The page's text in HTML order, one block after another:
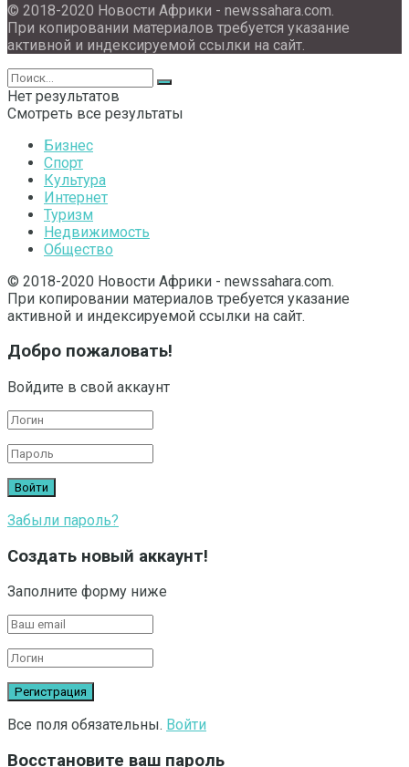
© 2018-2020 Новости Африки - newssahara.com.
При копировании материалов требуется указание
активной и индексируемой ссылки на сайт.
Нет результатов
Смотреть все результаты
Бизнес
Спорт
Культура
Интернет
Туризм
Недвижимость
Общество
© 2018-2020 Новости Африки - newssahara.com.
При копировании материалов требуется указание
активной и индексируемой ссылки на сайт.
Добро пожаловать!
Войдите в свой аккаунт
Забыли пароль?
Создать новый аккаунт!
Заполните форму ниже
Все поля обязательны. Войти
Восстановите ваш пароль